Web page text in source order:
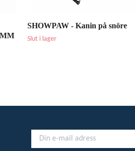
SHOWPAW - Kanin på snöre
Slut i lager